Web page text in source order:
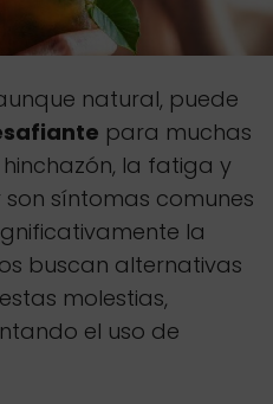
natural, puede
para muchas
hinchazón, la fatiga y
síntomas comunes
la
buscan alternativas
molestias,
el uso de